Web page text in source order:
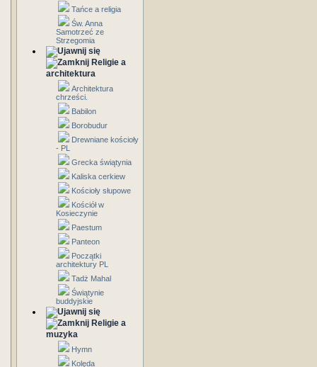
Tańce a religia
Św. Anna
Samotrzeć ze
Strzegomia
Religie a
architektura
Architektura
chrześci.
Babilon
Borobudur
Drewniane kościoły
- PL
Grecka świątynia
Kaliska cerkiew
Kościoły słupowe
Kościół w
Kosieczynie
Paestum
Panteon
Początki
architektury PL
Tadż Mahal
Świątynie
buddyjskie
Religie a
muzyka
Hymn
Kolęda